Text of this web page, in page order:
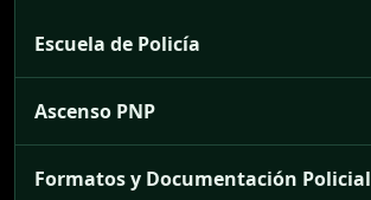
Escuela de Policía
Ascenso PNP
Formatos y Documentación Policial